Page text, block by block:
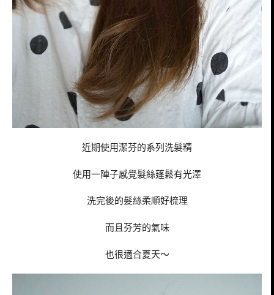
近期使用潔芬的系列洗髮精
使用一陣子感覺髮絲蓬鬆有光澤
洗完後的髮絲柔順好梳理
而且芬芳的氣味
也很適合夏天～